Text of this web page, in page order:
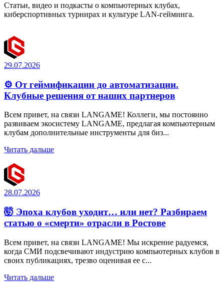
Статьи, видео и подкасты о компьютерных клубах,
киберспортивных турнирах и культуре LAN-гейминга.
29.07.2026
⚙️ От геймификации до автоматизации.
Клубные решения от наших партнеров
Всем привет, на связи LANGAME! Коллеги, мы постоянно
развиваем экосистему LANGAME, предлагая компьютерным
клубам дополнительные инструменты для биз...
Читать дальше
28.07.2026
🤯 Эпоха клубов уходит… или нет? Разбираем
статью о «смерти» отрасли в Ростове
Всем привет, на связи LANGAME! Мы искренне радуемся,
когда СМИ подсвечивают индустрию компьютерных клубов в
своих публикациях, трезво оценивая ее с...
Читать дальше